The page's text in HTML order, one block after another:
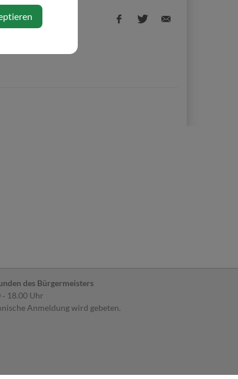
des Bürgermeisters
18.00 Uhr
Anmeldung wird gebeten.